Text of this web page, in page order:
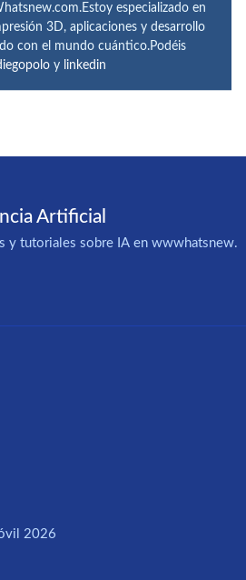
especializado en
3D, aplicaciones y desarrollo
con el mundo cuántico.Podéis
y linkedin
Artificial
y tutoriales sobre IA en wwwhatsnew.
2026